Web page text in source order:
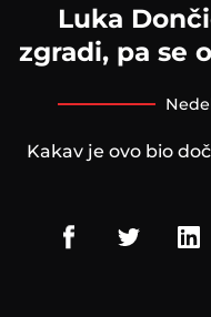
Luka
zgradi, pa se
Kakav je ovo bio